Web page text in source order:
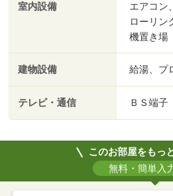
室内設備
エアコン
ローリン
機置き場
建物設備 給湯、プ
テレビ・通信 ＢＳ端子
このお部屋をもっ
無料・簡単入